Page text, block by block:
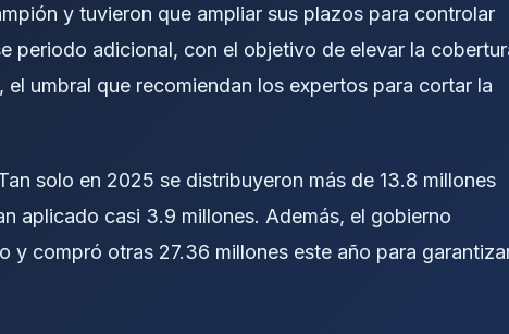
y tuvieron que ampliar sus plazos para controlar
periodo adicional, con el objetivo de elevar la
umbral que recomiendan los expertos para cortar la
solo en 2025 se distribuyeron más de 13.8 millones
aplicado casi 3.9 millones. Además, el gobierno
y compró otras 27.36 millones este año para